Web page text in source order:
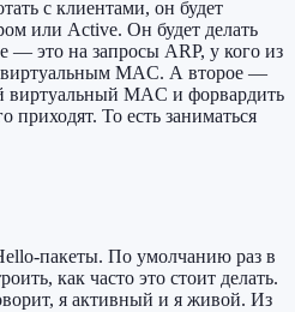
с клиентами, он будет
или Active. Он будет делать
— это на запросы ARP, у кого из
виртуальным MAC. А второе —
виртуальный MAC и форвардить
приходят. То есть заниматься
пакеты. По умолчанию раз в
как часто это стоит делать.
я активный и я живой. Из